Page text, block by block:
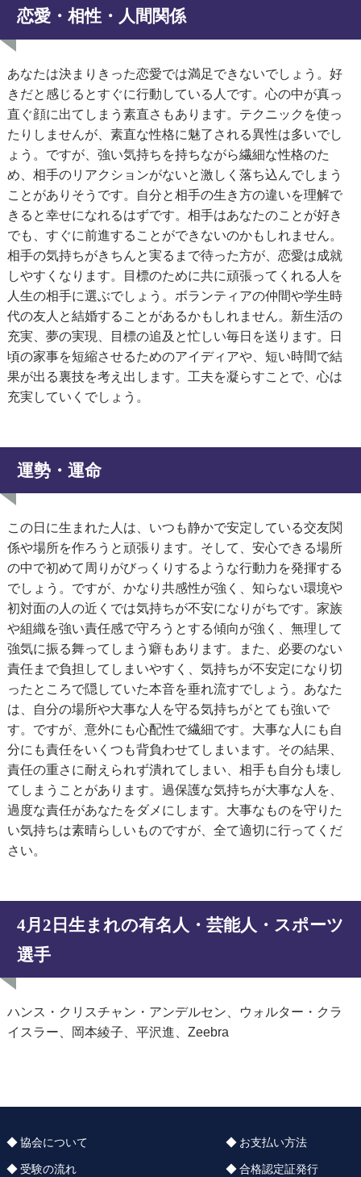
恋愛・相性・人間関係
あなたは決まりきった恋愛では満足できないでしょう。好
きだと感じるとすぐに行動している人です。心の中が真っ
直ぐ顔に出てしまう素直さもあります。テクニックを使っ
たりしませんが、素直な性格に魅了される異性は多いでし
ょう。ですが、強い気持ちを持ちながら繊細な性格のた
め、相手のリアクションがないと激しく落ち込んでしまう
ことがありそうです。自分と相手の生き方の違いを理解で
きると幸せになれるはずです。相手はあなたのことが好き
でも、すぐに前進することができないのかもしれません。
相手の気持ちがきちんと実るまで待った方が、恋愛は成就
しやすくなります。目標のために共に頑張ってくれる人を
人生の相手に選ぶでしょう。ボランティアの仲間や学生時
代の友人と結婚することがあるかもしれません。新生活の
充実、夢の実現、目標の追及と忙しい毎日を送ります。日
頃の家事を短縮させるためのアイディアや、短い時間で結
果が出る裏技を考え出します。工夫を凝らすことで、心は
充実していくでしょう。
運勢・運命
この日に生まれた人は、いつも静かで安定している交友関
係や場所を作ろうと頑張ります。そして、安心できる場所
の中で初めて周りがびっくりするような行動力を発揮する
でしょう。ですが、かなり共感性が強く、知らない環境や
初対面の人の近くでは気持ちが不安になりがちです。家族
や組織を強い責任感で守ろうとする傾向が強く、無理して
強気に振る舞ってしまう癖もあります。また、必要のない
責任まで負担してしまいやすく、気持ちが不安定になり切
ったところで隠していた本音を垂れ流すでしょう。あなた
は、自分の場所や大事な人を守る気持ちがとても強いで
す。ですが、意外にも心配性で繊細です。大事な人にも自
分にも責任をいくつも背負わせてしまいます。その結果、
責任の重さに耐えられず潰れてしまい、相手も自分も壊し
てしまうことがあります。過保護な気持ちが大事な人を、
過度な責任があなたをダメにします。大事なものを守りた
い気持ちは素晴らしいものですが、全て適切に行ってくだ
さい。
4月2日生まれの有名人・芸能人・スポーツ
選手
ハンス・クリスチャン・アンデルセン、ウォルター・クラ
イスラー、岡本綾子、平沢進、Zeebra
協会について
受験の流れ
お支払い方法
合格認定証発行